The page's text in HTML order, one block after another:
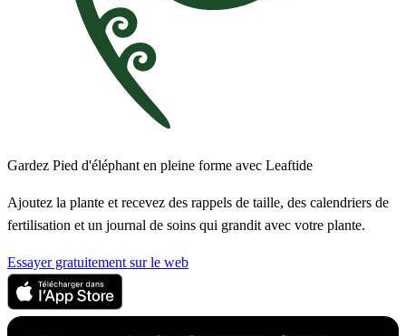
Gardez Pied d'éléphant en pleine forme avec Leaftide
Ajoutez la plante et recevez des rappels de taille, des calendriers de
fertilisation et un journal de soins qui grandit avec votre plante.
Essayer gratuitement sur le web